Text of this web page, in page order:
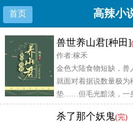
首页 高辣小
兽世养山君[种田]
作者:稼禾
金色大陆食物短缺，兽
就面对着据说数量极为
垫……但毛光黯淡，一
尾。又在冬季之前
杀了那个妖鬼(完)